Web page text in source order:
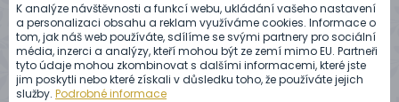
ZOBRAZIT VŠECHNY REFERENCE
K analýze návštěvnosti a funkcí webu, ukládání vašeho nastavení
a personalizaci obsahu a reklam využíváme cookies. Informace o
tom, jak náš web používáte, sdílíme se svými partnery pro sociální
média, inzerci a analýzy, kteří mohou být ze zemí mimo EU. Partneři
tyto údaje mohou zkombinovat s dalšími informacemi, které jste
jim poskytli nebo které získali v důsledku toho, že používáte jejich
služby.Podrobné informace